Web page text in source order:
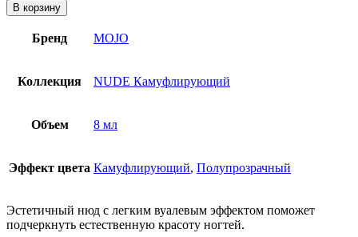
В корзину
Бренд MOJO
Коллекция NUDE Камуфлирующий
Объем 8 мл
Эффект цвета Камуфлирующий, Полупрозрачный
Эстетичный нюд с легким вуалевым эффектом поможет
подчеркнуть естественную красоту ногтей.